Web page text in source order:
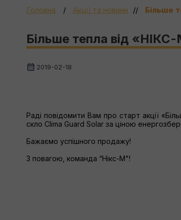
Головна Акції та новини Більше
Більше тепла від
2019-02-18
Раді повідомити Вам про старт акції
скло Clima Guard Solar за ціною
Бажаємо успішного продажу!
З повагою, команда “Нікс-М"!